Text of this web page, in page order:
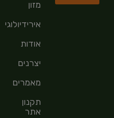
מזון
אירידיולוגיה
אודות
יצרנים
מאמרים
תקנון
אתר